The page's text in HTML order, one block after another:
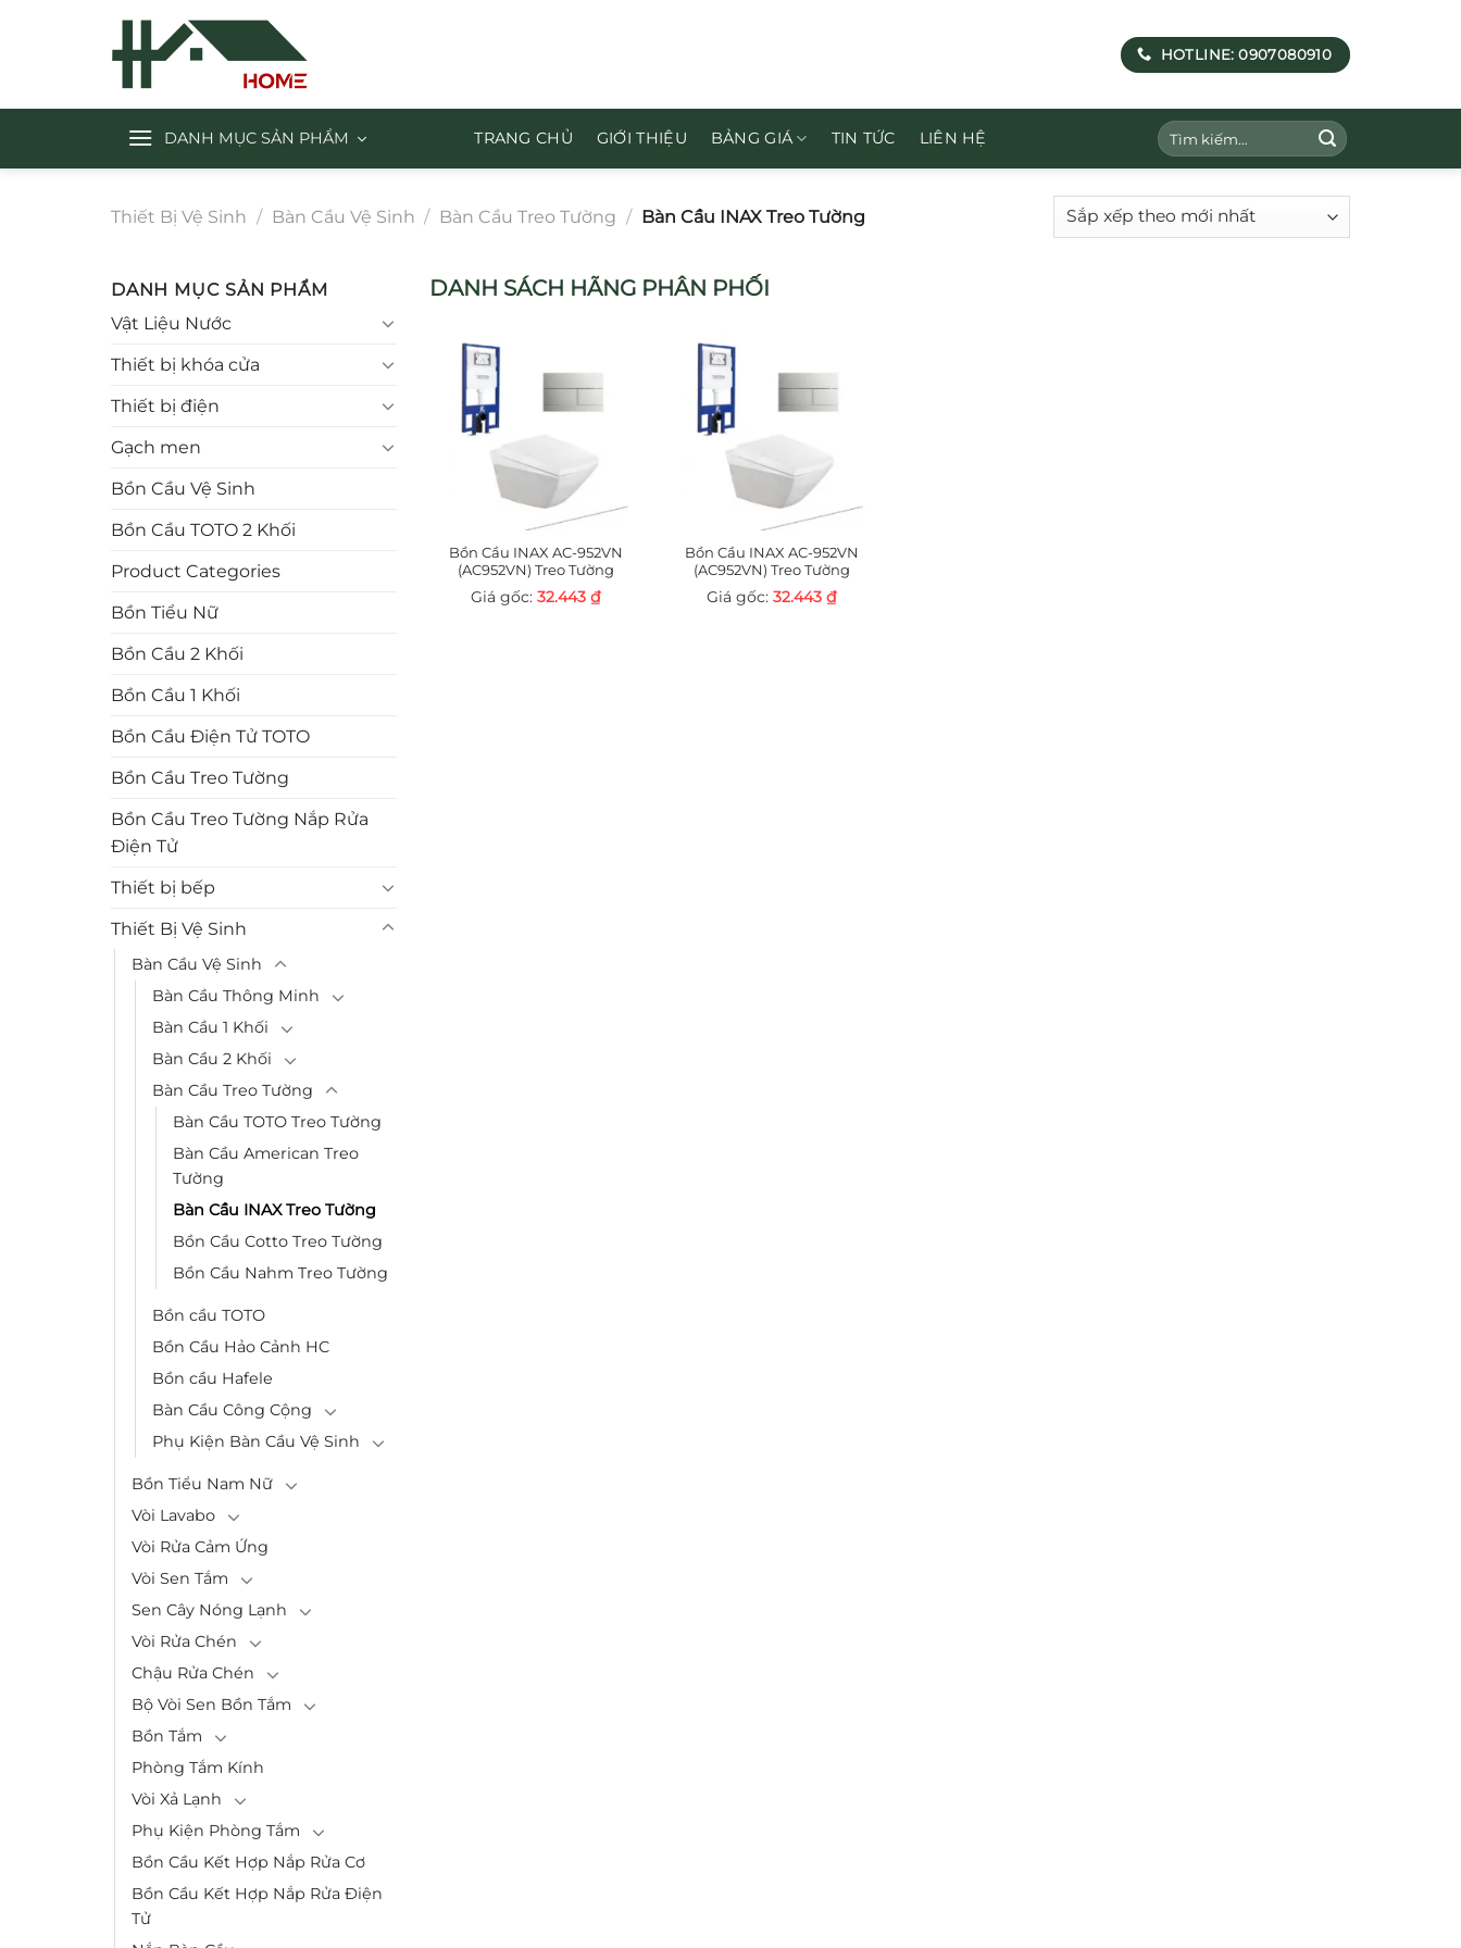
HOTLINE: 0907080910
DANH MỤC SẢN PHẨM TRANG CHỦ GIỚI THIỆU BẢNG GIÁ TIN TỨC LIÊN HỆ
Tìm
kiếm:
Thiết Bị Vệ Sinh / Bàn Cầu Vệ Sinh / Bàn Cầu Treo Tường / Bàn Cầu INAX Treo Tường
DANH MỤC SẢN PHẨM
Vật Liệu Nước
Thiết bị khóa cửa
Thiết bị điện
Gạch men
Bồn Cầu Vệ Sinh
Bồn Cầu TOTO 2 Khối
Product Categories
Bồn Tiểu Nữ
Bồn Cầu 2 Khối
Bồn Cầu 1 Khối
Bồn Cầu Điện Tử TOTO
Bồn Cầu Treo Tường
Bồn Cầu Treo Tường Nắp Rửa
Điện Tử
Thiết bị bếp
Thiết Bị Vệ Sinh
Bàn Cầu Vệ Sinh
Bàn Cầu Thông Minh
Bàn Cầu 1 Khối
Bàn Cầu 2 Khối
Bàn Cầu Treo Tường
Bàn Cầu TOTO Treo Tường
Bàn Cầu American Treo
Tường
Bàn Cầu INAX Treo Tường
Bồn Cầu Cotto Treo Tường
Bồn Cầu Nahm Treo Tường
Bồn cầu TOTO
Bồn Cầu Hảo Cảnh HC
Bồn cầu Hafele
Bàn Cầu Công Cộng
Phụ Kiện Bàn Cầu Vệ Sinh
Bồn Tiểu Nam Nữ
Vòi Lavabo
Vòi Rửa Cảm Ứng
Vòi Sen Tắm
Sen Cây Nóng Lạnh
Vòi Rửa Chén
Chậu Rửa Chén
Bộ Vòi Sen Bồn Tắm
Bồn Tắm
Phòng Tắm Kính
Vòi Xả Lạnh
Phụ Kiện Phòng Tắm
Bồn Cầu Kết Hợp Nắp Rửa Cơ
Bồn Cầu Kết Hợp Nắp Rửa Điện
Tử
DANH SÁCH HÃNG PHÂN PHỐI
Bồn Cầu INAX AC-952VN
(AC952VN) Treo Tường
32.443₫
Bồn Cầu INAX AC-952VN
(AC952VN) Treo Tường
32.443₫